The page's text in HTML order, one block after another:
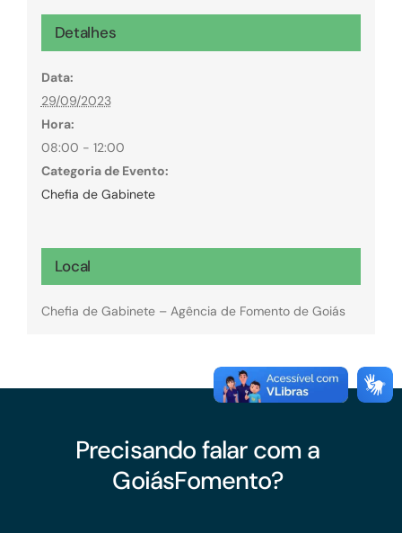
Detalhes
Data:
29/09/2023
Hora:
08:00 - 12:00
Categoria de Evento:
Chefia de Gabinete
Local
Chefia de Gabinete – Agência de Fomento de Goiás
Precisando falar com a
GoiásFomento?